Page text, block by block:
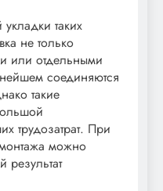
укладки таких
не только
или отдельными
соединяются
такие
трудозатрат. При
можно
результат